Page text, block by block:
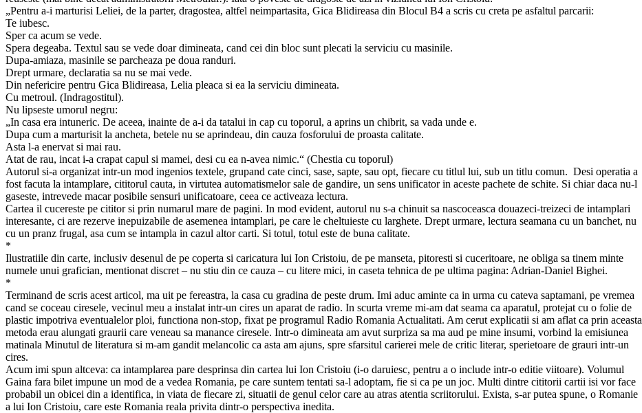
„Pentru a-i marturisi Leliei, de la parter, dragostea, altfel neimpartasita, Gica Blidireasa din Blocul B4 a scris cu creta pe asfaltul parcarii:
Te iubesc.
Sper ca acum se vede.
Spera degeaba. Textul sau se vede doar dimineata, cand cei din bloc sunt plecati la serviciu cu masinile.
Dupa-amiaza, masinile se parcheaza pe doua randuri.
Drept urmare, declaratia sa nu se mai vede.
Din nefericire pentru Gica Blidireasa, Lelia pleaca si ea la serviciu dimineata.
Cu metroul. (Indragostitul).
Nu lipseste umorul negru:
„In casa era intuneric. De aceea, inainte de a-i da tatalui in cap cu toporul, a aprins un chibrit, sa vada unde e.
Dupa cum a marturisit la ancheta, betele nu se aprindeau, din cauza fosforului de proasta calitate.
Asta l-a enervat si mai rau.
Atat de rau, incat i-a crapat capul si mamei, desi cu ea n-avea nimic.“ (Chestia cu toporul)
Autorul si-a organizat intr-un mod ingenios textele, grupand cate cinci, sase, sapte, sau opt, fiecare cu titlul lui, sub un titlu comun. Desi operatia a
fost facuta la intamplare, cititorul cauta, in virtutea automatismelor sale de gandire, un sens unificator in aceste pachete de schite. Si chiar daca nu-l
gaseste, intrevede macar posibile sensuri unificatoare, ceea ce activeaza lectura.
Cartea il cucereste pe cititor si prin numarul mare de pagini. In mod evident, autorul nu s-a chinuit sa nascoceasca douazeci-treizeci de intamplari
interesante, ci are rezerve inepuizabile de asemenea intamplari, pe care le cheltuieste cu larghete. Drept urmare, lectura seamana cu un banchet, nu
cu un pranz frugal, asa cum se intampla in cazul altor carti. Si totul, totul este de buna calitate.
*
Ilustratiile din carte, inclusiv desenul de pe coperta si caricatura lui Ion Cristoiu, de pe manseta, pitoresti si cuceritoare, ne obliga sa tinem minte
numele unui grafician, mentionat discret – nu stiu din ce cauza – cu litere mici, in caseta tehnica de pe ultima pagina: Adrian-Daniel Bighei.
*
Terminand de scris acest articol, ma uit pe fereastra, la casa cu gradina de peste drum. Imi aduc aminte ca in urma cu cateva saptamani, pe vremea
cand se coceau ciresele, vecinul meu a instalat intr-un cires un aparat de radio. In scurta vreme mi-am dat seama ca aparatul, protejat cu o folie de
plastic impotriva eventualelor ploi, functiona non-stop, fixat pe programul Radio Romania Actualitati. Am cerut explicatii si am aflat ca prin aceasta
metoda erau alungati graurii care veneau sa manance ciresele. Intr-o dimineata am avut surpriza sa ma aud pe mine insumi, vorbind la emisiunea
matinala Minutul de literatura si m-am gandit melancolic ca asta am ajuns, spre sfarsitul carierei mele de critic literar, sperietoare de grauri intr-un
cires.
Acum imi spun altceva: ca intamplarea pare desprinsa din cartea lui Ion Cristoiu (i-o daruiesc, pentru a o include intr-o editie viitoare). Volumul
Gaina fara bilet impune un mod de a vedea Romania, pe care suntem tentati sa-l adoptam, fie si ca pe un joc. Multi dintre cititorii cartii isi vor face
probabil un obicei din a identifica, in viata de fiecare zi, situatii de genul celor care au atras atentia scriitorului. Exista, s-ar putea spune, o Romanie
a lui Ion Cristoiu, care este Romania reala privita dintr-o perspectiva inedita.